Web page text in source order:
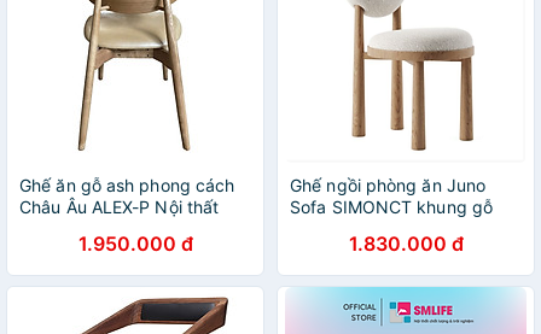
Ghế ăn gỗ ash phong cách
Châu Âu ALEX-P Nội thất
gỗ tần bì tựa ghế polywood
verneer vân gỗ bọc nệm vải
simili ALEX-P Nội thất Capta
1.950.000 đ
Ghế ngồi phòng ăn Juno
Sofa SIMONCT khung gỗ
1.830.000 đ